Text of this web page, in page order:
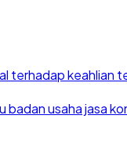
keahlian
usaha jasa